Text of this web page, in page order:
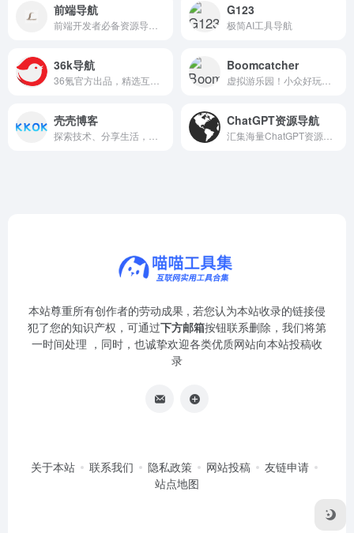
前端导航 G123
极简AI工具导航
36k导航 Boomcatcher
壳壳博客 ChatGPT资源导航
本站尊重所有创作者的劳动成果 , 若您认为本站收录的链接侵
犯了您的知识产权，可通过下方邮箱按钮联系删除，我们将第
一时间处理 ，同时，也诚挚欢迎各类优质网站向本站投稿收
录
关于本站 联系我们 隐私政策 网站投稿
友链申请
站点地图